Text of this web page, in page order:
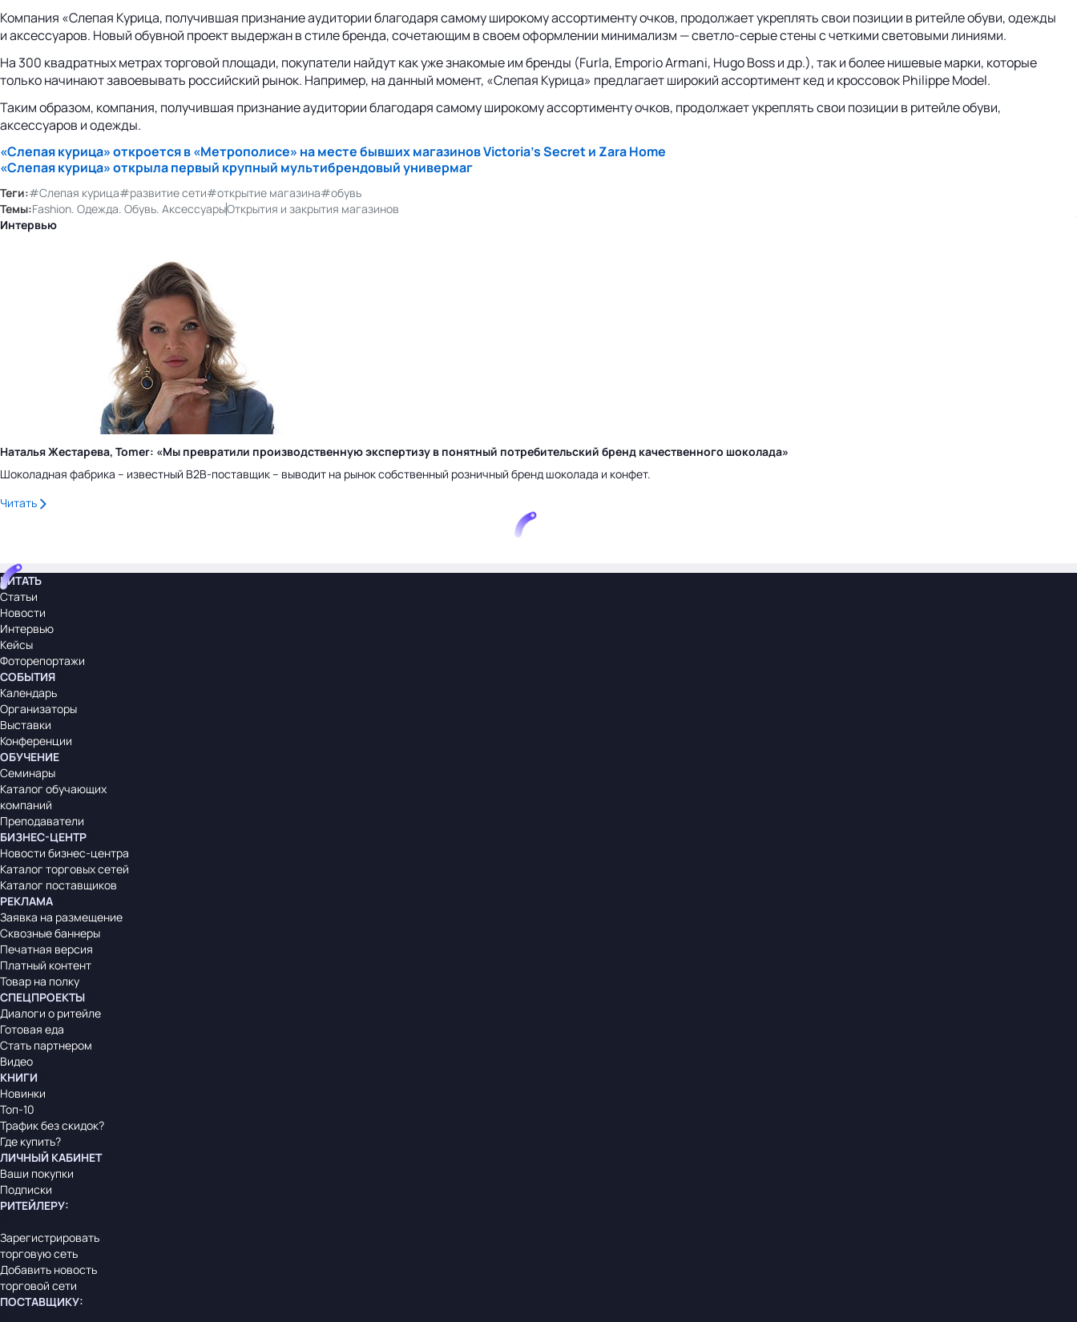
Компания «Слепая Курица, получившая признание аудитории благодаря самому широкому ассортименту очков, продолжает укреплять свои позиции в ритейле обуви, одежды
и аксессуаров. Новый обувной проект выдержан в стиле бренда, сочетающим в своем оформлении минимализм — светло-серые стены с четкими световыми линиями.
На 300 квадратных метрах торговой площади, покупатели найдут как уже знакомые им бренды (Furla, Emporio Armani, Hugo Boss и др.), так и более нишевые марки, которые
только начинают завоевывать российский рынок. Например, на данный момент, «Слепая Курица» предлагает широкий ассортимент кед и кроссовок Philippe Model.
Таким образом, компания, получившая признание аудитории благодаря самому широкому ассортименту очков, продолжает укреплять свои позиции в ритейле обуви,
аксессуаров и одежды.
«Слепая курица» откроется в «Метрополисе» на месте бывших магазинов Victoria’s Secret и Zara Home
«Слепая курица» открыла первый крупный мультибрендовый универмаг
Теги:#Слепая курица#развитие сети#открытие магазина#обувь
Темы:Fashion. Одежда. Обувь. АксессуарыОткрытия и закрытия магазинов
Интервью
Наталья Жестарева, Tomer: «Мы превратили производственную экспертизу в понятный потребительский бренд качественного шоколада»
Шоколадная фабрика – известный B2B-поставщик – выводит на рынок собственный розничный бренд шоколада и конфет.
Читать
ЧИТАТЬ
Статьи
Новости
Интервью
Кейсы
Фоторепортажи
СОБЫТИЯ
Календарь
Организаторы
Выставки
Конференции
ОБУЧЕНИЕ
Семинары
Каталог обучающих
компаний
Преподаватели
БИЗНЕС-ЦЕНТР
Новости бизнес-центра
Каталог торговых сетей
Каталог поставщиков
РЕКЛАМА
Заявка на размещение
Сквозные баннеры
Печатная версия
Платный контент
Товар на полку
СПЕЦПРОЕКТЫ
Диалоги о ритейле
Готовая еда
Стать партнером
Видео
КНИГИ
Новинки
Топ-10
Трафик без скидок?
Где купить?
ЛИЧНЫЙ КАБИНЕТ
Ваши покупки
Подписки
РИТЕЙЛЕРУ:
Зарегистрировать
торговую сеть
Добавить новость
торговой сети
ПОСТАВЩИКУ: